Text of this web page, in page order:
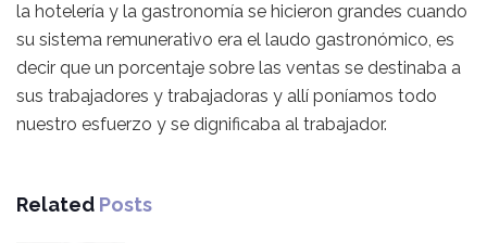
la hotelería y la gastronomía se hicieron grandes cuando
su sistema remunerativo era el laudo gastronómico, es
decir que un porcentaje sobre las ventas se destinaba a
sus trabajadores y trabajadoras y allí poníamos todo
nuestro esfuerzo y se dignificaba al trabajador.
Related Posts